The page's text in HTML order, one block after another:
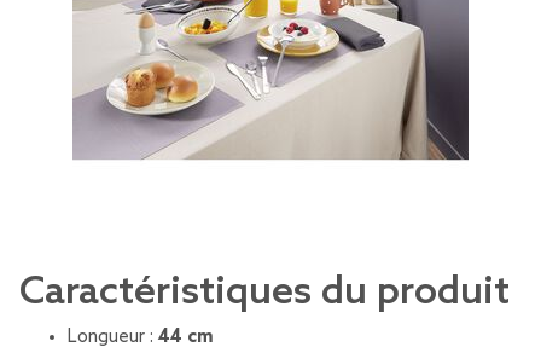
Caractéristiques du produit
Longueur : 44 cm